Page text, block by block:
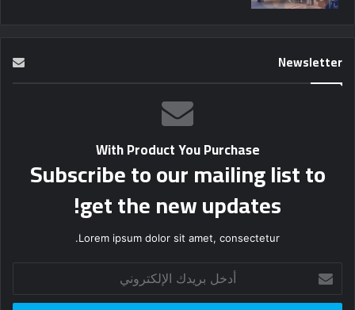
Newsletter
With Product You Purchase
Subscribe to our mailing list to
get the new updates!
Lorem ipsum dolor sit amet, consectetur.
بريدك
الإلكتروني